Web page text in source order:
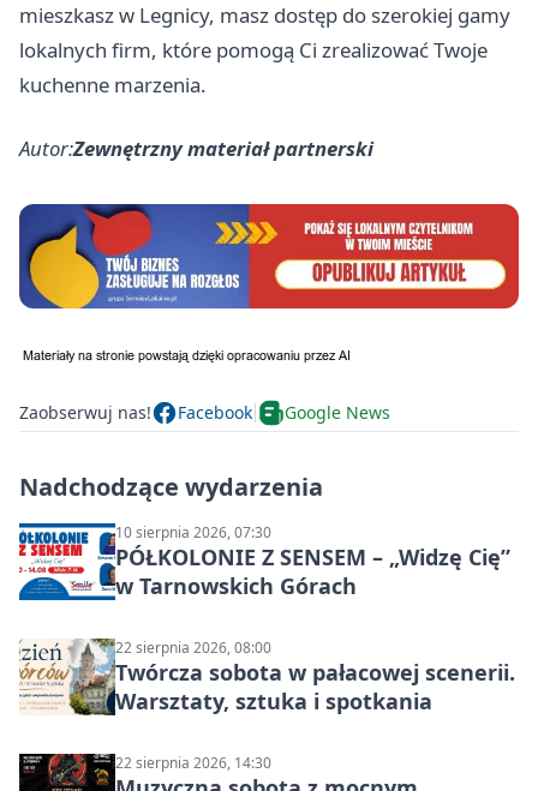
mieszkasz w Legnicy, masz dostęp do szerokiej gamy
lokalnych firm, które pomogą Ci zrealizować Twoje
kuchenne marzenia.
Autor:Zewnętrzny materiał partnerski
Zaobserwuj nas! Facebook Google News
Nadchodzące wydarzenia
10 sierpnia 2026, 07:30
PÓŁKOLONIE Z SENSEM – „Widzę Cię”
w Tarnowskich Górach
22 sierpnia 2026, 08:00
Twórcza sobota w pałacowej scenerii.
Warsztaty, sztuka i spotkania
22 sierpnia 2026, 14:30